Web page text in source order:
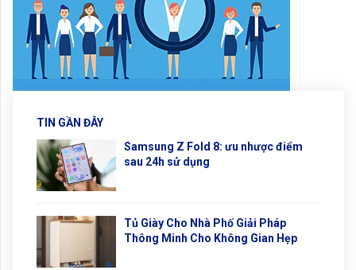
TIN GẦN ĐÂY
Samsung Z Fold 8: ưu nhược điểm
sau 24h sử dụng
Tủ Giày Cho Nhà Phố Giải Pháp
Thông Minh Cho Không Gian Hẹp